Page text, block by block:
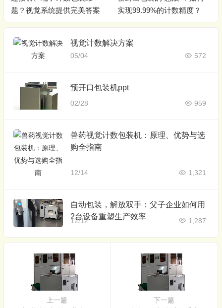
题？视觉系统提供完美答案
实现99.99%的计数精度？
视觉计数解决方案
05/04 572
预开口包装机ppt
02/28 959
兽药视觉计数包装机：原理、优势与选
购全指南
12/14 1,321
自动包装，解放双手：父子企业如何用
2台设备重塑生产效率
12/12 1,287
上一篇
下一篇